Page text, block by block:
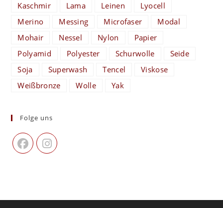
Kaschmir
Lama Leinen
Lyocell
Merino
Messing Microfaser
Modal
Mohair
Nessel Nylon
Papier
Polyamid
Polyester Schurwolle
Seide
Soja
Superwash Tencel
Viskose
Weißbronze
Wolle Yak
Folge uns